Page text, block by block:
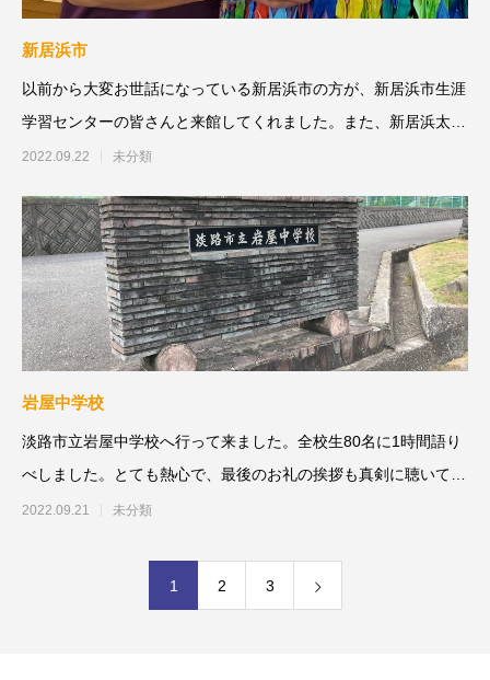
新居浜市
以前から大変お世話になっている新居浜市の方が、新居浜市生涯
学習センターの皆さんと来館してくれました。また、新居浜太鼓
祭り行きたいなあ。藤
2022.09.22 未分類
岩屋中学校
淡路市立岩屋中学校へ行って来ました。全校生80名に1時間語り
べしました。とても熱心で、最後のお礼の挨拶も真剣に聴いてく
れたのがわかる内容でし
2022.09.21 未分類
1 2 3